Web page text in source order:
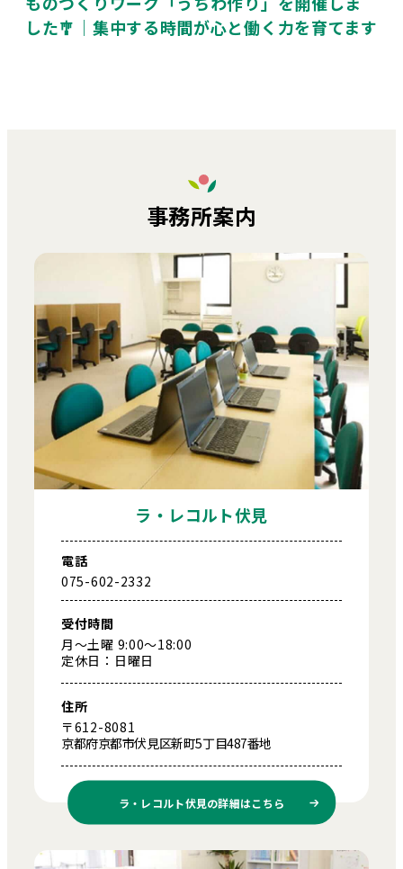
した🎐｜集中する時間が心と働く力を育てます
事務所案内
ラ・レコルト伏見
電話
075-602-2332
受付時間
月～土曜 9:00～18:00
定休日：日曜日
住所
〒612-8081
京都府京都市伏見区新町5丁目487番地
ラ・レコルト伏見の詳細はこちら